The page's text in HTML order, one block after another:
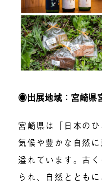
◉出展地域：宮崎県
宮崎県は「日本の
気候や豊かな自然
溢れています。古
られ、自然ととも